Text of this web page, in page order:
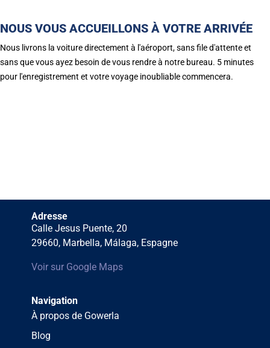
NOUS VOUS ACCUEILLONS À VOTRE ARRIVÉE
Nous livrons la voiture directement à l'aéroport, sans file d'attente et
sans que vous ayez besoin de vous rendre à notre bureau. 5 minutes
pour l'enregistrement et votre voyage inoubliable commencera.
Adresse
Calle Jesus Puente, 20
29660, Marbella, Málaga, Espagne
Voir sur Google Maps
Navigation
À propos de Gowerla
Blog